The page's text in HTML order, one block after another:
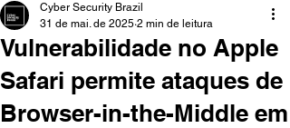
Vulnerabilidade no Apple
Safari permite ataques de
Browser-in-the-Middle em
Cyber Security Brazil
31 de mai. de 2025 2 min de leitura